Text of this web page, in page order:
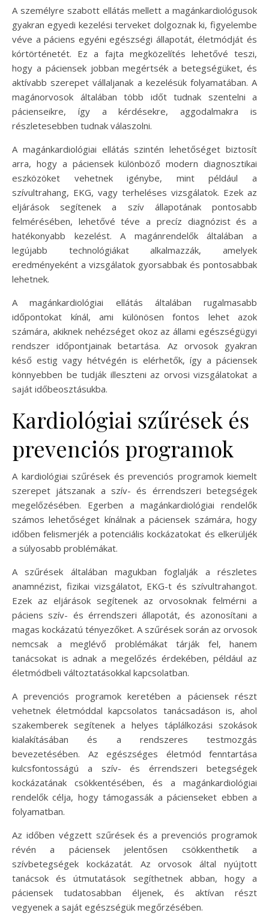
A személyre szabott ellátás mellett a magánkardiológusok
gyakran egyedi kezelési terveket dolgoznak ki, figyelembe
véve a páciens egyéni egészségi állapotát, életmódját és
kórtörténetét. Ez a fajta megközelítés lehetővé teszi,
hogy a páciensek jobban megértsék a betegségüket, és
aktívabb szerepet vállaljanak a kezelésük folyamatában. A
magánorvosok általában több időt tudnak szentelni a
pácienseikre, így a kérdésekre, aggodalmakra is
részletesebben tudnak válaszolni.
A magánkardiológiai ellátás szintén lehetőséget biztosít
arra, hogy a páciensek különböző modern diagnosztikai
eszközöket vehetnek igénybe, mint például a
szívultrahang, EKG, vagy terheléses vizsgálatok. Ezek az
eljárások segítenek a szív állapotának pontosabb
felmérésében, lehetővé téve a precíz diagnózist és a
hatékonyabb kezelést. A magánrendelők általában a
legújabb technológiákat alkalmazzák, amelyek
eredményeként a vizsgálatok gyorsabbak és pontosabbak
lehetnek.
A magánkardiológiai ellátás általában rugalmasabb
időpontokat kínál, ami különösen fontos lehet azok
számára, akiknek nehézséget okoz az állami egészségügyi
rendszer időpontjainak betartása. Az orvosok gyakran
késő estig vagy hétvégén is elérhetők, így a páciensek
könnyebben be tudják illeszteni az orvosi vizsgálatokat a
saját időbeosztásukba.
Kardiológiai szűrések és
prevenciós programok
A kardiológiai szűrések és prevenciós programok kiemelt
szerepet játszanak a szív- és érrendszeri betegségek
megelőzésében. Egerben a magánkardiológiai rendelők
számos lehetőséget kínálnak a páciensek számára, hogy
időben felismerjék a potenciális kockázatokat és elkerüljék
a súlyosabb problémákat.
A szűrések általában magukban foglalják a részletes
anamnézist, fizikai vizsgálatot, EKG-t és szívultrahangot.
Ezek az eljárások segítenek az orvosoknak felmérni a
páciens szív- és érrendszeri állapotát, és azonosítani a
magas kockázatú tényezőket. A szűrések során az orvosok
nemcsak a meglévő problémákat tárják fel, hanem
tanácsokat is adnak a megelőzés érdekében, például az
életmódbeli változtatásokkal kapcsolatban.
A prevenciós programok keretében a páciensek részt
vehetnek életmóddal kapcsolatos tanácsadáson is, ahol
szakemberek segítenek a helyes táplálkozási szokások
kialakításában és a rendszeres testmozgás
bevezetésében. Az egészséges életmód fenntartása
kulcsfontosságú a szív- és érrendszeri betegségek
kockázatának csökkentésében, és a magánkardiológiai
rendelők célja, hogy támogassák a pácienseket ebben a
folyamatban.
Az időben végzett szűrések és a prevenciós programok
révén a páciensek jelentősen csökkenthetik a
szívbetegségek kockázatát. Az orvosok által nyújtott
tanácsok és útmutatások segíthetnek abban, hogy a
páciensek tudatosabban éljenek, és aktívan részt
vegyenek a saját egészségük megőrzésében.